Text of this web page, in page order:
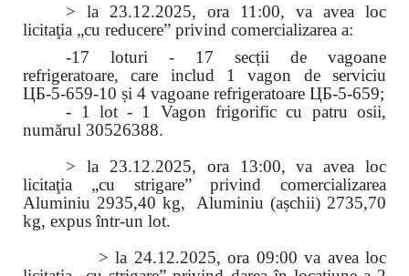
> la 23.12.2025, ora 11:00, va avea loc
licitaţia „cu reducere” privind comercializarea a:
-17 loturi - 17 secții de vagoane
refrigeratoare, care includ 1 vagon de serviciu
ЦБ-5-659-10 și 4 vagoane refrigeratoare ЦБ-5-659;
- 1 lot - 1 Vagon frigorific cu patru osii,
numărul 30526388.
> la 23.12.2025, ora 13:00, va avea loc
licitaţia „cu strigare” privind comercializarea
Aluminiu 2935,40 kg, Aluminiu (așchii) 2735,70
kg, expus într-un lot.
> la 24.12.2025, ora 09:00 va avea loc